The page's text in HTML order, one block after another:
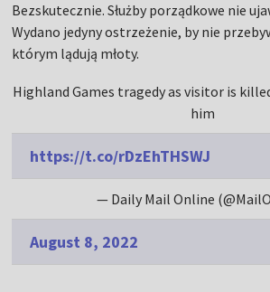
Bezskutecznie. Służby porządkowe nie
Wydano jedyny ostrzeżenie, by nie
którym lądują młoty.
Highland Games tragedy as visitor is
him
https://t.co/rDzEhTHSWJ
— Daily Mail Online
August 8, 2022